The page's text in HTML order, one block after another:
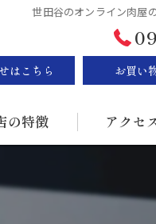
世田谷のオンライン肉屋
はこちら お買い
の特徴
キ
アクセ